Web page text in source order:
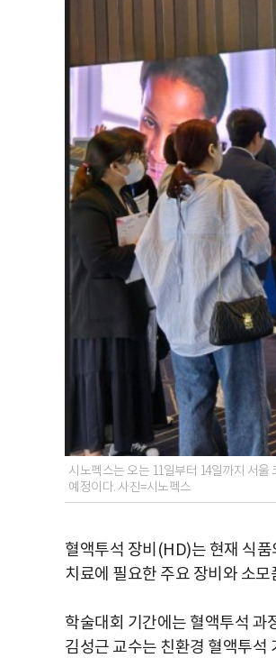
시노펙스는 오는 11일부터 14일까지 서
예정이다. 사진=시노펙스
혈액투석 장비(HD)는 현재 식
치료에 필요한 주요 장비와 소
학술대회 기간에는 혈액투석 과
김성근 교수는 친환경 혈액투석